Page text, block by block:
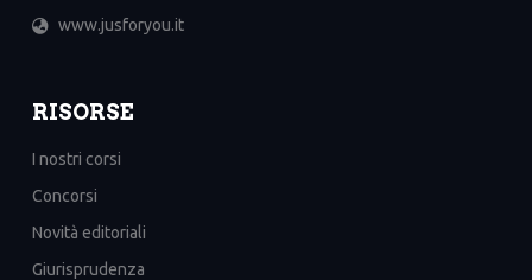
www.jusforyou.it
RISORSE
I nostri corsi
Concorsi
Novità editoriali
Giurisprudenza